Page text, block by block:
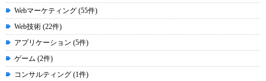
Webマーケティング (55件)
Web技術 (22件)
アプリケーション (5件)
ゲーム (2件)
コンサルティング (1件)